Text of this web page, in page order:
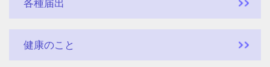
各種届出
健康のこと